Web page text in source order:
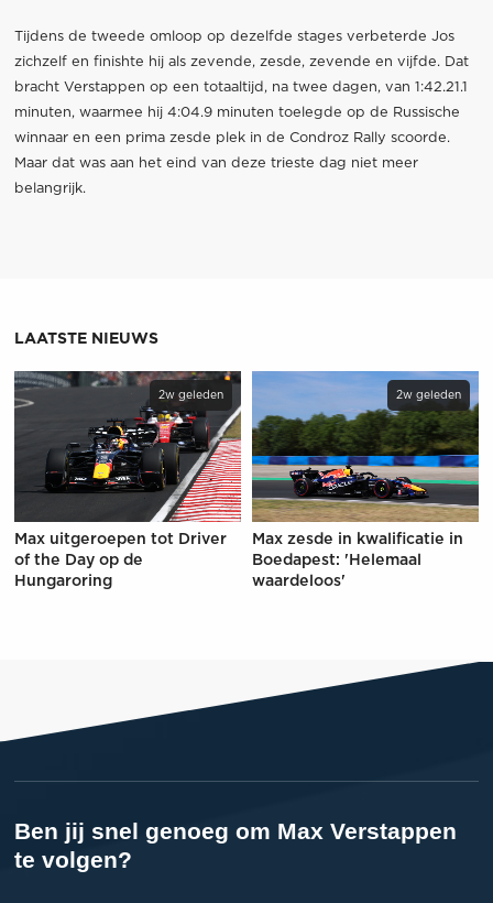
Tijdens de tweede omloop op dezelfde stages verbeterde Jos
zichzelf en finishte hij als zevende, zesde, zevende en vijfde. Dat
bracht Verstappen op een totaaltijd, na twee dagen, van 1:42.21.1
minuten, waarmee hij 4:04.9 minuten toelegde op de Russische
winnaar en een prima zesde plek in de Condroz Rally scoorde.
Maar dat was aan het eind van deze trieste dag niet meer
belangrijk.
LAATSTE NIEUWS
2w geleden
Max uitgeroepen tot Driver
of the Day op de
Hungaroring
2w geleden
Max zesde in kwalificatie in
Boedapest: 'Helemaal
waardeloos'
Ben jij snel genoeg om Max Verstappen
te volgen?